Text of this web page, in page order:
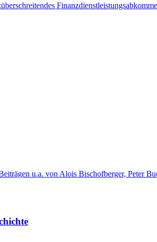
u.a. von Alois Bischofberger, Peter